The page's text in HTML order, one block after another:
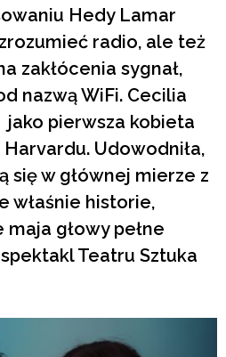
Hedy Lamar
radio, ale też
zakłócenia sygnał,
nazwą WiFi. Cecilia
jako pierwsza kobieta
Udowodniła,
się w głównej mierze z
właśnie historie,
głowy pełne
Teatru Sztuka